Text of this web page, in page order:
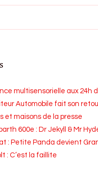
multisensorielle aux 24h
Automobile fait son
et maisons de la presse
600e : Dr Jekyll & Mr
: Petite Panda devient
: C’est la faillite